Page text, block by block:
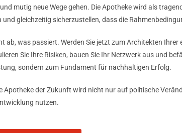
mutig neue Wege gehen. Die Apotheke wird als
und gleichzeitig sicherzustellen, dass die
ab, was passiert. Werden Sie jetzt zum Architekten
Sie Ihre Risiken, bauen Sie Ihr Netzwerk aus und
sondern zum Fundament für nachhaltigen Erfolg.
Apotheke der Zukunft wird nicht nur auf politische
nutzen.